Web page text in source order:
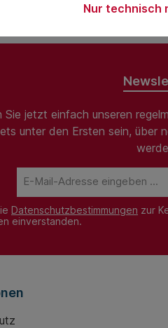
Sie jetzt einfach unseren
unter den Ersten sein, über
Mail-
Datenschutzbestimmungen zur
einverstanden.
Nur technisch